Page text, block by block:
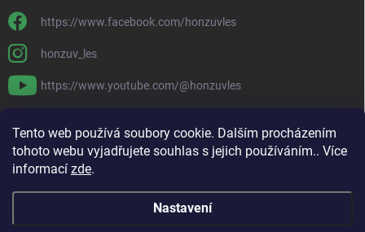
Tento web používá soubory cookie. Dalším procházením
tohoto webu vyjadřujete souhlas s jejich používáním.. Více
informací zde.
Nastavení
https://www.facebook.com/honzuvles
honzuv_les
https://www.youtube.com/@honzuvles
PŘIJÍMÁME ONLINE PLATBY